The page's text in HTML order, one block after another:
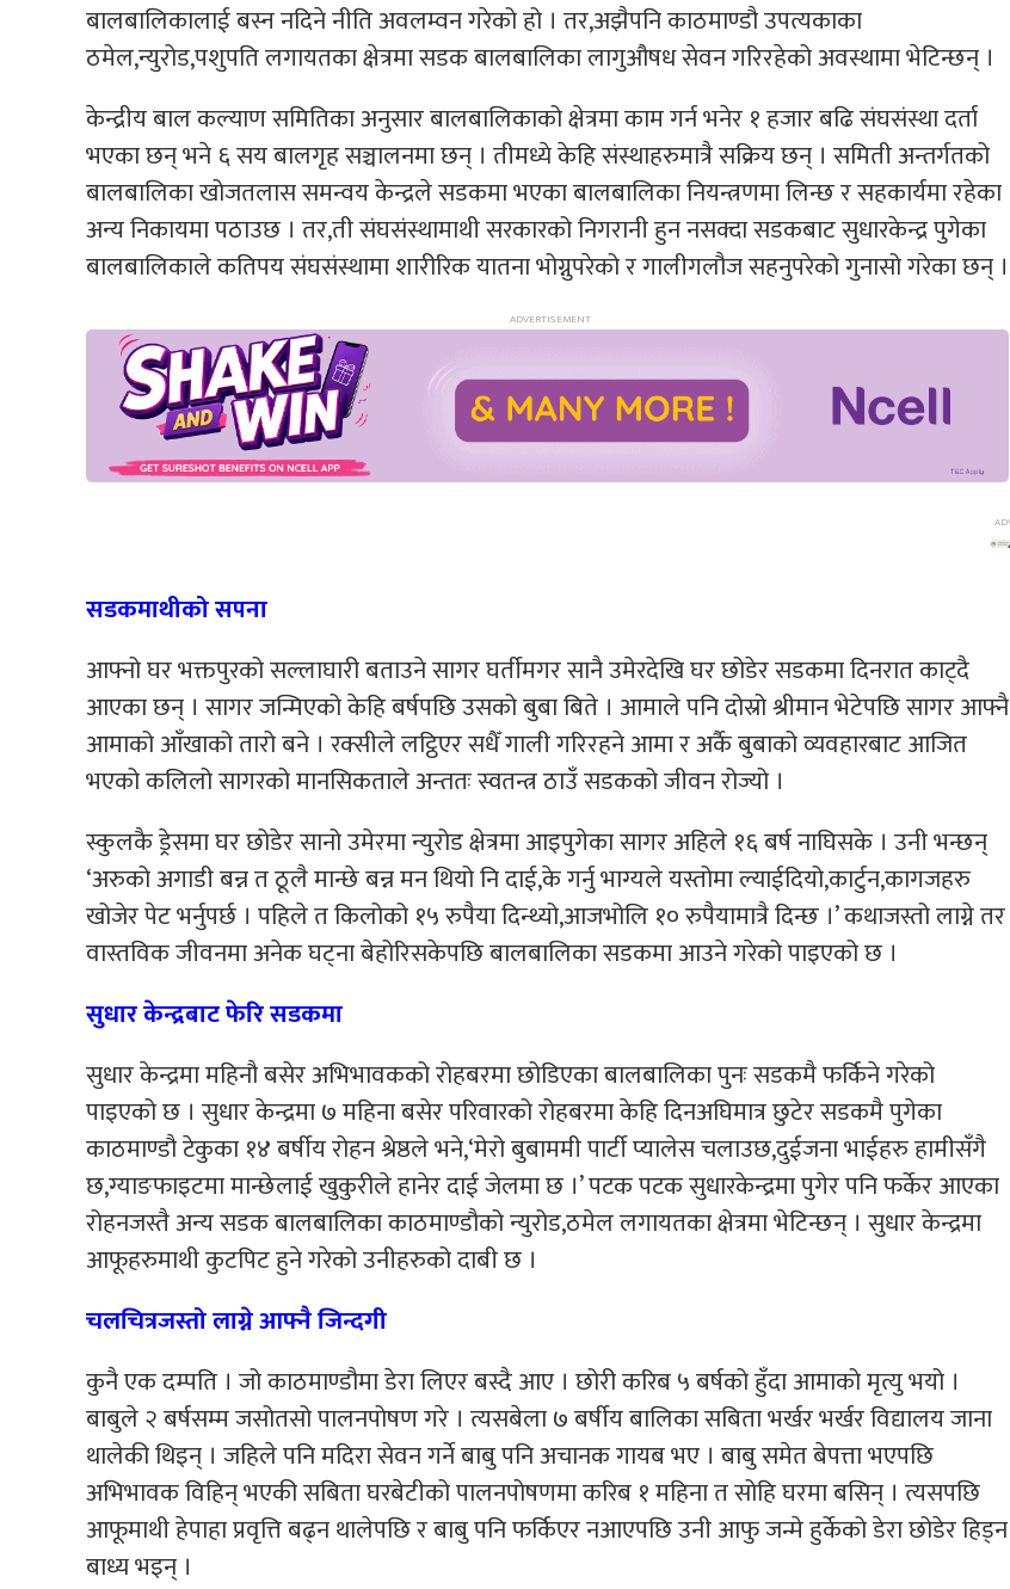
बालबालिकालाई बस्न नदिने नीति अवलम्वन गरेको हो । तर,अझैपनि काठमाण्डौ उपत्यकाका
ठमेल,न्युरोड,पशुपति लगायतका क्षेत्रमा सडक बालबालिका लागुऔषध सेवन गरिरहेको अवस्थामा भेटिन्छन् ।
केन्द्रीय बाल कल्याण समितिका अनुसार बालबालिकाको क्षेत्रमा काम गर्न भनेर १ हजार बढि संघसंस्था दर्ता
भएका छन् भने ६ सय बालगृह सञ्चालनमा छन् । तीमध्ये केहि संस्थाहरुमात्रै सक्रिय छन् । समिती अन्तर्गतको
बालबालिका खोजतलास समन्वय केन्द्रले सडकमा भएका बालबालिका नियन्त्रणमा लिन्छ र सहकार्यमा रहेका
अन्य निकायमा पठाउछ । तर,ती संघसंस्थामाथी सरकारको निगरानी हुन नसक्दा सडकबाट सुधारकेन्द्र पुगेका
बालबालिकाले कतिपय संघसंस्थामा शारीरिक यातना भोग्नुपरेको र गालीगलौज सहनुपरेको गुनासो गरेका छन् ।
सडकमाथीको सपना
आफ्नो घर भक्तपुरको सल्लाघारी बताउने सागर घर्तीमगर सानै उमेरदेखि घर छोडेर सडकमा दिनरात काट्दै
आएका छन् । सागर जन्मिएको केहि बर्षपछि उसको बुबा बिते । आमाले पनि दोस्रो श्रीमान भेटेपछि सागर आफ्नै
आमाको आँखाको तारो बने । रक्सीले लट्ठिएर सधैँ गाली गरिरहने आमा र अर्कै बुबाको व्यवहारबाट आजित
भएको कलिलो सागरको मानसिकताले अन्ततः स्वतन्त्र ठाउँ सडकको जीवन रोज्यो ।
स्कुलकै ड्रेसमा घर छोडेर सानो उमेरमा न्युरोड क्षेत्रमा आइपुगेका सागर अहिले १६ बर्ष नाघिसके । उनी भन्छन्
‘अरुको अगाडी बन्न त ठूलै मान्छे बन्न मन थियो नि दाई,के गर्नु भाग्यले यस्तोमा ल्याईदियो,कार्टुन,कागजहरु
खोजेर पेट भर्नुपर्छ । पहिले त किलोको १५ रुपैया दिन्थ्यो,आजभोलि १० रुपैयामात्रै दिन्छ ।’ कथाजस्तो लाग्ने तर
वास्तविक जीवनमा अनेक घट्ना बेहोरिसकेपछि बालबालिका सडकमा आउने गरेको पाइएको छ ।
सुधार केन्द्रबाट फेरि सडकमा
सुधार केन्द्रमा महिनौ बसेर अभिभावकको रोहबरमा छोडिएका बालबालिका पुनः सडकमै फर्किने गरेको
पाइएको छ । सुधार केन्द्रमा ७ महिना बसेर परिवारको रोहबरमा केहि दिनअघिमात्र छुटेर सडकमै पुगेका
काठमाण्डौ टेकुका १४ बर्षीय रोहन श्रेष्ठले भने,‘मेरो बुबाममी पार्टी प्यालेस चलाउछ,दुईजना भाईहरु हामीसँगै
छ,ग्याङफाइटमा मान्छेलाई खुकुरीले हानेर दाई जेलमा छ ।’ पटक पटक सुधारकेन्द्रमा पुगेर पनि फर्केर आएका
रोहनजस्तै अन्य सडक बालबालिका काठमाण्डौको न्युरोड,ठमेल लगायतका क्षेत्रमा भेटिन्छन् । सुधार केन्द्रमा
आफूहरुमाथी कुटपिट हुने गरेको उनीहरुको दाबी छ ।
चलचित्रजस्तो लाग्ने आफ्नै जिन्दगी
कुनै एक दम्पति । जो काठमाण्डौमा डेरा लिएर बस्दै आए । छोरी करिब ५ बर्षको हुँदा आमाको मृत्यु भयो ।
बाबुले २ बर्षसम्म जसोतसो पालनपोषण गरे । त्यसबेला ७ बर्षीय बालिका सबिता भर्खर भर्खर विद्यालय जाना
थालेकी थिइन् । जहिले पनि मदिरा सेवन गर्ने बाबु पनि अचानक गायब भए । बाबु समेत बेपत्ता भएपछि
अभिभावक विहिन् भएकी सबिता घरबेटीको पालनपोषणमा करिब १ महिना त सोहि घरमा बसिन् । त्यसपछि
आफूमाथी हेपाहा प्रवृत्ति बढ्न थालेपछि र बाबु पनि फर्किएर नआएपछि उनी आफु जन्मे हुर्केको डेरा छोडेर हिड्न
बाध्य भइन् ।